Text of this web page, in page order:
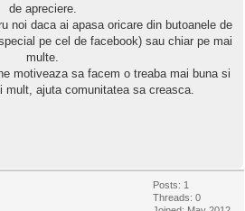
de apreciere.
noi daca ai apasa oricare din butoanele de
pe cel de facebook) sau chiar pe mai
multe.
motiveaza sa facem o treaba mai buna si
ajuta comunitatea sa creasca.
Posts: 1
Threads: 0